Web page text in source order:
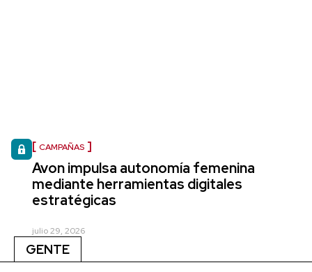
CAMPAÑAS
Avon impulsa autonomía femenina
mediante herramientas digitales
estratégicas
julio 29, 2026
GENTE